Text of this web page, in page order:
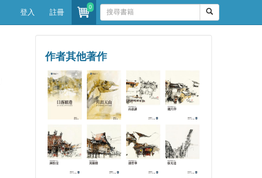
登入 註冊
0
作者其他著作